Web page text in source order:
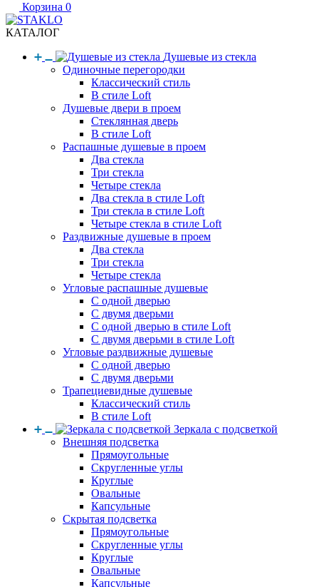
Корзина 0
КАТАЛОГ
Душевые из стекла
Одиночные перегородки
Классический стиль
В стиле Loft
Душевые двери в проем
Стеклянная дверь
В стиле Loft
Распашные душевые в проем
Два стекла
Три стекла
Четыре стекла
Два стекла в стиле Loft
Три стекла в стиле Loft
Четыре стекла в стиле Loft
Раздвижные душевые в проем
Два стекла
Три стекла
Четыре стекла
Угловые распашные душевые
С одной дверью
С двумя дверьми
С одной дверью в стиле Loft
С двумя дверьми в стиле Loft
Угловые раздвижные душевые
С одной дверью
С двумя дверьми
Трапециевидные душевые
Классический стиль
В стиле Loft
Зеркала с подсветкой
Внешняя подсветка
Прямоугольные
Скругленные углы
Круглые
Овальные
Капсульные
Скрытая подсветка
Прямоугольные
Скругленные углы
Круглые
Овальные
Капсульные